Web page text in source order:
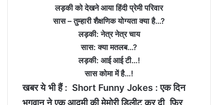
लड़की को देखने आया हिंदी प्रेमी परिवार
सास – तुम्हारी शैक्षणिक योग्यता क्या है…?
लड़की: नेत्र नेत्र चाय
सास: क्या मतलब…?
लड़की: आई आई टी…!
सास कोमा में है…!
खबर ये भी हैं : Short Funny Jokes : एक दिन